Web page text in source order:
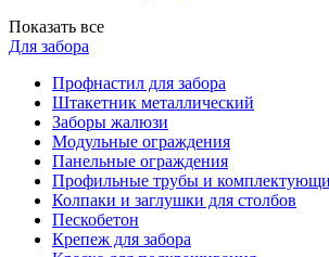
Показать все
Для забора
Профнастил для забора
Штакетник металлический
Заборы жалюзи
Модульные ограждения
Панельные ограждения
Профильные трубы и
Колпаки и заглушки для столбов
Пескобетон
Крепеж для забора